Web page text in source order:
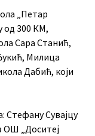
„Петар
од 300 КМ,
Сара Станић,
Милица
Дабић, који
Стефану Сувајцу
ОШ „Доситеј